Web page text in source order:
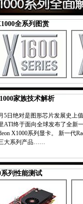
全系列图赏
家族技术解析
5日绝对是图形芯片发展史上
ATI终于面向全球发布了全新
X1000系列显卡。 新一代
大系列产品……
系列性能测试